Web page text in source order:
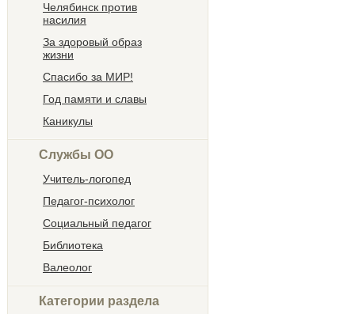
Челябинск против
насилия
За здоровый образ
жизни
Спасибо за МИР!
Год памяти и славы
Каникулы
Службы ОО
Учитель-логопед
Педагог-психолог
Социальный педагог
Библиотека
Валеолог
Категории раздела